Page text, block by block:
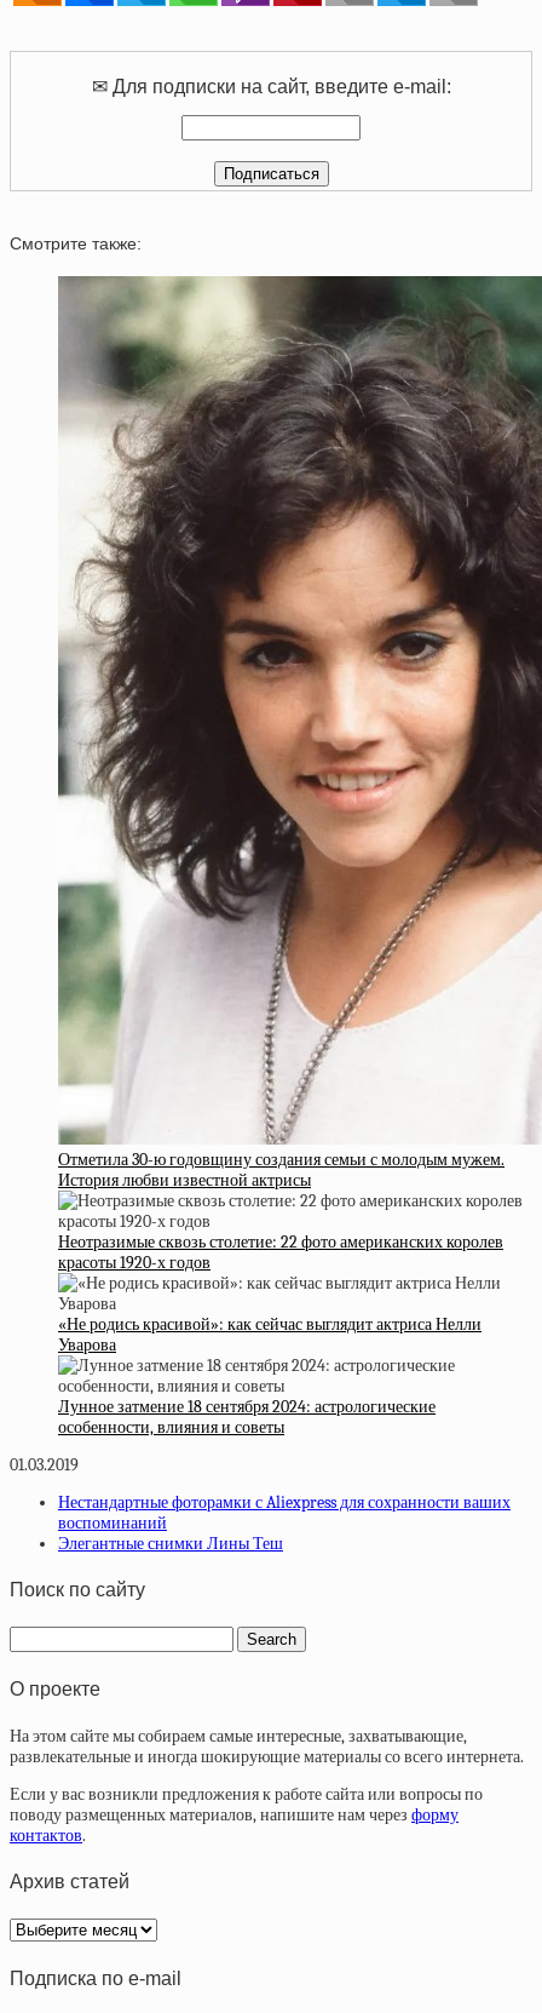
✉ Для подписки на сайт, введите e-mail:
Смотрите также:
Отметила 30-ю годовщину создания семьи с молодым мужем.
История любви известной актрисы
Неотразимые сквозь столетие: 22 фото американских королев
красоты 1920-х годов
«Не родись красивой»: как сейчас выглядит актриса Нелли
Уварова
Лунное затмение 18 сентября 2024: астрологические
особенности, влияния и советы
01.03.2019
Нестандартные фоторамки с Aliexpress для сохранности ваших
воспоминаний
Элегантные снимки Лины Теш
Поиск по сайту
О проекте
На этом сайте мы собираем самые интересные, захватывающие,
развлекательные и иногда шокирующие материалы со всего интернета.
Если у вас возникли предложения к работе сайта или вопросы по
поводу размещенных материалов, напишите нам через форму
контактов.
Архив статей
Архив
статей
Подписка по e-mail